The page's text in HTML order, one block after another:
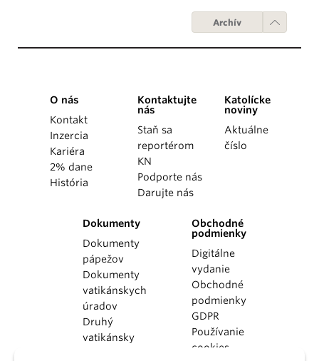
Archív
O nás
Kontakt
Inzercia
Kariéra
2% dane
História
Kontaktujte
nás
Staň sa
reportérom
KN
Podporte nás
Darujte nás
Katolícke
noviny
Aktuálne
číslo
Dokumenty
Dokumenty
pápežov
Dokumenty
vatikánskych
úradov
Druhý
vatikánsky
Obchodné
podmienky
Digitálne
vydanie
Obchodné
podmienky
GDPR
Používanie
cookies